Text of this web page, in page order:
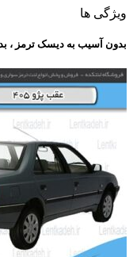
ویژگی ها
بدون آسیب به دیسک ترمز ،